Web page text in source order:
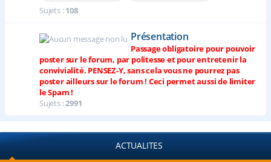
Sujets :108
Présentation
Passage obligatoire pour pouvoir
poster sur le forum, par politesse et pour entretenir la
convivialité. PENSEZ-Y, sans cela vous ne pourrez pas
poster ailleurs sur le forum ! Ceci permet aussi de limiter
le Spam !
Sujets :2991
ACTUALITES